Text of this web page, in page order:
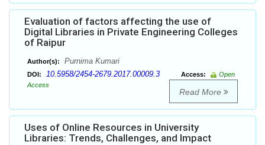
Evaluation of factors affecting the use of
Digital Libraries in Private Engineering Colleges
of Raipur
Author(s): Purnima Kumari
DOI: 10.5958/2454-2679.2017.00009.3 Access:
Open
Access
Read More
Uses of Online Resources in University
Libraries: Trends, Challenges, and Impact